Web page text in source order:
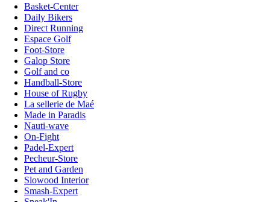
Basket-Center
Daily Bikers
Direct Running
Espace Golf
Foot-Store
Galop Store
Golf and co
Handball-Store
House of Rugby
La sellerie de Maé
Made in Paradis
Nauti-wave
On-Fight
Padel-Expert
Pecheur-Store
Pet and Garden
Slowood Interior
Smash-Expert